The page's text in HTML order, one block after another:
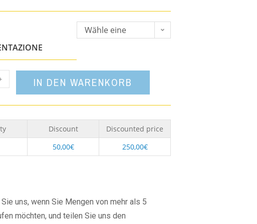
Wähle eine
IN DEN WARENKORB
Discount
Discounted price
50,00€ 250,00€
uns, wenn Sie Mengen von mehr als 5
möchten, und teilen Sie uns den